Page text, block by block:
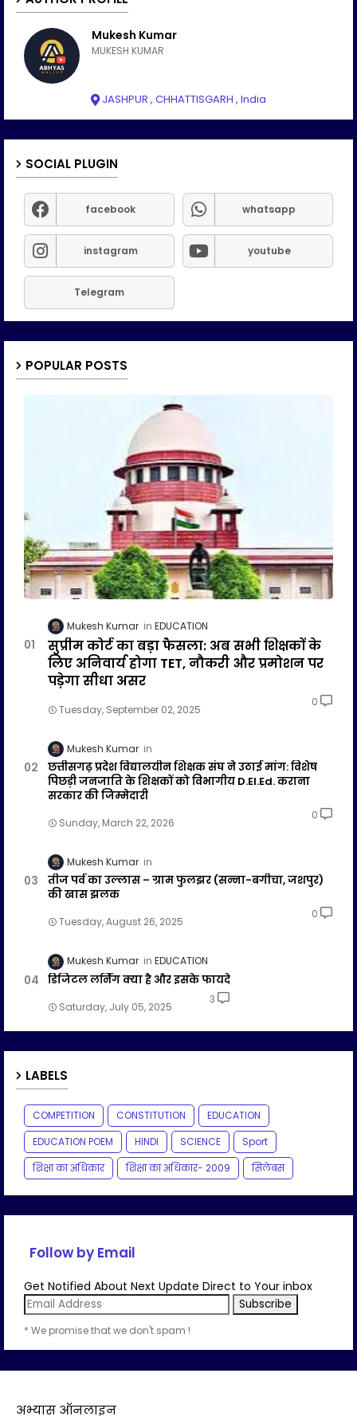
Mukesh Kumar
MUKESH KUMAR
JASHPUR , CHHATTISGARH , India
SOCIAL PLUGIN
facebook whatsapp
instagram youtube
Telegram
POPULAR POSTS
Mukesh Kumar EDUCATION
सुप्रीम कोर्ट का बड़ा फैसला: अब सभी शिक्षकों के
लिए अनिवार्य होगा TET, नौकरी और प्रमोशन पर
पड़ेगा सीधा असर
Tuesday, September 02, 2025
0
Mukesh Kumar
छत्तीसगढ़ प्रदेश विद्यालयीन शिक्षक संघ ने उठाई मांग: विशेष
पिछड़ी जनजाति के शिक्षकों को विभागीय D.El.Ed. कराना
सरकार की जिम्मेदारी
Sunday, March 22, 2026
0
Mukesh Kumar
तीज पर्व का उल्लास – ग्राम फुलझर (सन्ना-बगीचा, जशपुर)
की खास झलक
Tuesday, August 26, 2025
0
Mukesh Kumar EDUCATION
डिजिटल लर्निंग क्या है और इसके फायदे
Saturday, July 05, 2025
3
LABELS
COMPETITION CONSTITUTION
EDUCATION
EDUCATION POEM
HINDI SCIENCE
Sport
शिक्षा का अधिकार
शिक्षा का अधिकार- 2009 सिलेबस
Follow by Email
Get Notified About Next Update Direct to Your inbox
* We promise that we don't spam !
अभ्यास ऑनलाइन